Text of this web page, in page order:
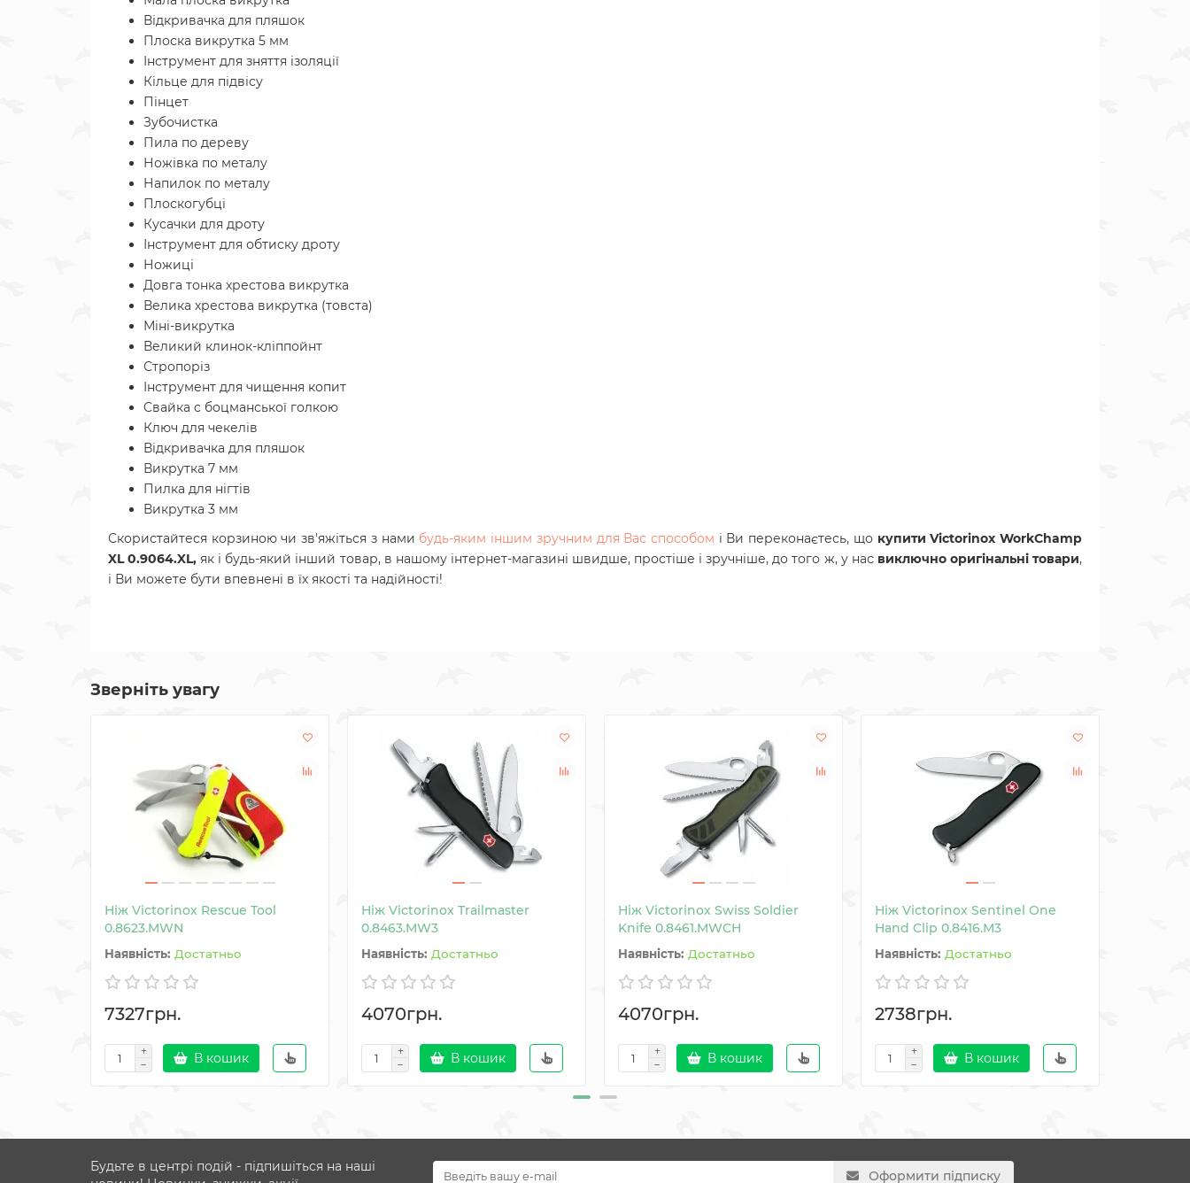
Відкривачка для пляшок
Плоска викрутка 5 мм
Інструмент для зняття ізоляції
Кільце для підвісу
Пінцет
Зубочистка
Пила по дереву
Ножівка по металу
Напилок по металу
Плоскогубці
Кусачки для дроту
Інструмент для обтиску дроту
Ножиці
Довга тонка хрестова викрутка
Велика хрестова викрутка (товста)
Міні-викрутка
Великий клинок-кліппойнт
Стропоріз
Інструмент для чищення копит
Cвайка c боцманської голкою
Ключ для чекелів
Відкривачка для пляшок
Викрутка 7 мм
Пилка для нігтів
Викрутка 3 мм
Скористайтеся корзиною чи зв'яжіться з нами будь-яким іншим зручним для Вас способом і Ви переконаєтесь, що купити Victorinox WorkChamp
XL 0.9064.XL,як і будь-який інший товар, в нашому інтернет-магазині швидше, простіше і зручніше, до того ж, у нас виключно оригінальні товари,
і Ви можете бути впевнені в їх якості та надійності!
Зверніть увагу
Ніж Victorinox Rescue Tool
0.8623.MWN
Достатньо
7327грн.
В кошик
Ніж Victorinox Trailmaster
0.8463.MW3
Достатньо
4070грн.
В кошик
Ніж Victorinox Swiss Soldier
Knife 0.8461.MWCH
Достатньо
4070грн.
В кошик
Ніж Victorinox Sentinel One
Hand Clip 0.8416.M3
Достатньо
2738грн.
В кошик
Будьте в центрі подій - підпишіться на наші
Оформити підписку